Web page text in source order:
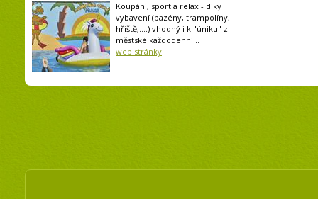
Koupání, sport a relax - díky
vybavení (bazény, trampolíny,
hřiště,....) vhodný i k "úniku" z
městské každodenní...
web stránky